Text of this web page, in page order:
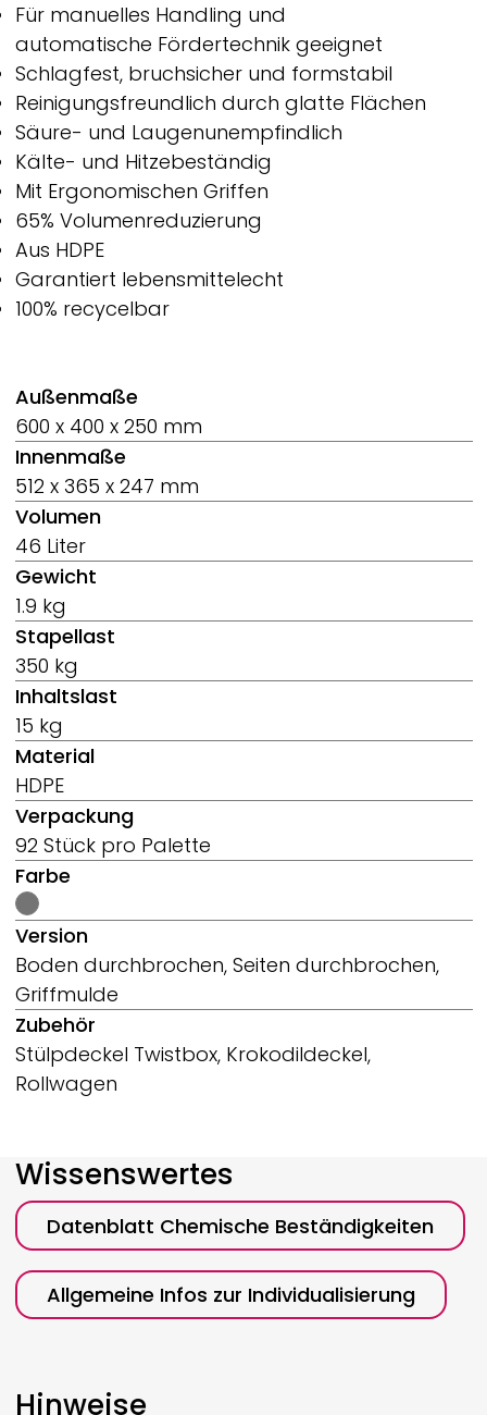
Für manuelles Handling und
automatische Fördertechnik geeignet
Schlagfest, bruchsicher und formstabil
Reinigungsfreundlich durch glatte Flächen
Säure- und Laugenunempfindlich
Kälte- und Hitzebeständig
Mit Ergonomischen Griffen
65% Volumenreduzierung
Aus HDPE
Garantiert lebensmittelecht
100% recycelbar
Außenmaße
600 x 400 x 250 mm
Innenmaße
512 x 365 x 247 mm
Volumen
46 Liter
Gewicht
1.9 kg
Stapellast
350 kg
Inhaltslast
15 kg
Material
HDPE
Verpackung
92 Stück pro Palette
Farbe
Version
Boden durchbrochen, Seiten durchbrochen,
Griffmulde
Zubehör
Stülpdeckel Twistbox, Krokodildeckel,
Rollwagen
Wissenswertes
Datenblatt Chemische Beständigkeiten
Allgemeine Infos zur Individualisierung
Hinweise